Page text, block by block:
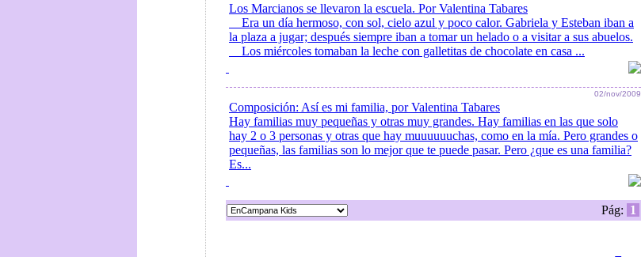
Los Marcianos se llevaron la escuela. Por Valentina Tabares
Era un día hermoso, con sol, cielo azul y poco calor. Gabriela y Esteban iban a
la plaza a jugar; después siempre iban a tomar un helado o a visitar a sus abuelos.
Los miércoles tomaban la leche con galletitas de chocolate en casa ...
02/nov/2009
Composición: Así es mi familia, por Valentina Tabares
Hay familias muy pequeñas y otras muy grandes. Hay familias en las que solo
hay 2 o 3 personas y otras que hay muuuuuuchas, como en la mía. Pero grandes o
pequeñas, las familias son lo mejor que te puede pasar. Pero ¿que es una familia?
Es...
Pág: 1